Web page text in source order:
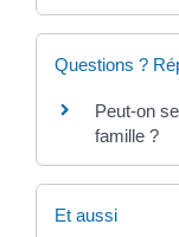
Questions ?
Peut-on
famille ?
Et aussi